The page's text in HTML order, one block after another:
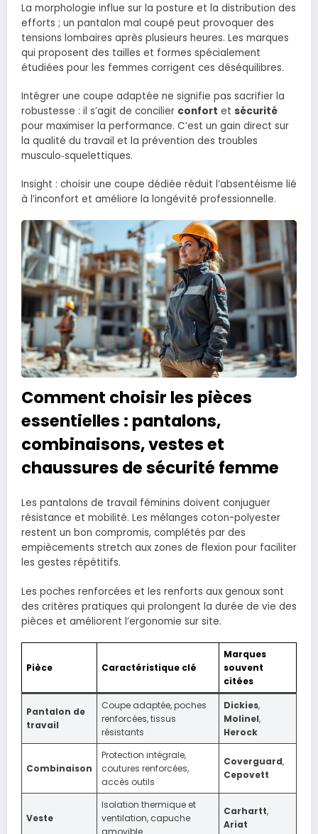
La morphologie influe sur la posture et la distribution des
efforts ; un pantalon mal coupé peut provoquer des
tensions lombaires après plusieurs heures. Les marques
qui proposent des tailles et formes spécialement
étudiées pour les femmes corrigent ces déséquilibres.
Intégrer une coupe adaptée ne signifie pas sacrifier la
robustesse : il s’agit de concilier confort et sécurité
pour maximiser la performance. C’est un gain direct sur
la qualité du travail et la prévention des troubles
musculo‑squelettiques.
Insight : choisir une coupe dédiée réduit l’absentéisme lié
à l’inconfort et améliore la longévité professionnelle.
Comment choisir les pièces
essentielles : pantalons,
combinaisons, vestes et
chaussures de sécurité femme
Les pantalons de travail féminins doivent conjuguer
résistance et mobilité. Les mélanges coton-polyester
restent un bon compromis, complétés par des
empiècements stretch aux zones de flexion pour faciliter
les gestes répétitifs.
Les poches renforcées et les renforts aux genoux sont
des critères pratiques qui prolongent la durée de vie des
pièces et améliorent l’ergonomie sur site.
Pièce Caractéristique clé
Marques
souvent
citées
Pantalon de
travail
Coupe adaptée, poches
renforcées, tissus
résistants
Dickies,
Molinel,
Herock
Combinaison
Protection intégrale,
coutures renforcées,
accès outils
Coverguard,
Cepovett
Veste
Isolation thermique et
ventilation, capuche
amovible
Carhartt,
Ariat